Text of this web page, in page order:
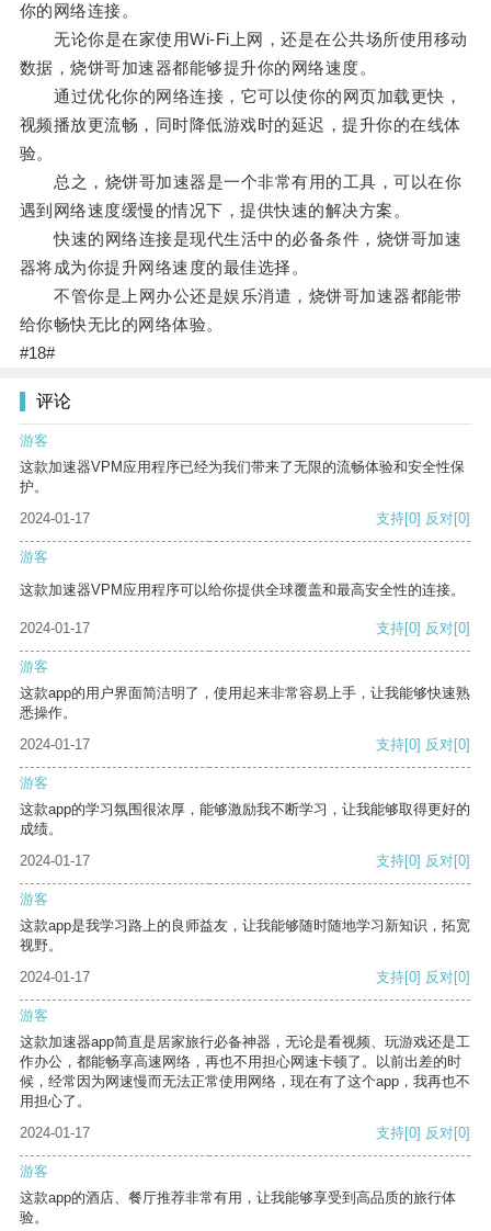
你的网络连接。
无论你是在家使用Wi-Fi上网，还是在公共场所使用移动
数据，烧饼哥加速器都能够提升你的网络速度。
通过优化你的网络连接，它可以使你的网页加载更快，
视频播放更流畅，同时降低游戏时的延迟，提升你的在线体
验。
总之，烧饼哥加速器是一个非常有用的工具，可以在你
遇到网络速度缓慢的情况下，提供快速的解决方案。
快速的网络连接是现代生活中的必备条件，烧饼哥加速
器将成为你提升网络速度的最佳选择。
不管你是上网办公还是娱乐消遣，烧饼哥加速器都能带
给你畅快无比的网络体验。
#18#
评论
游客
这款加速器VPM应用程序已经为我们带来了无限的流畅体验和安全性保
护。
2024-01-17
支持[0] 反对[0]
游客
这款加速器VPM应用程序可以给你提供全球覆盖和最高安全性的连接。
2024-01-17 支持[0] 反对[0]
游客
这款app的用户界面简洁明了，使用起来非常容易上手，让我能够快速熟
悉操作。
2024-01-17
支持[0] 反对[0]
游客
这款app的学习氛围很浓厚，能够激励我不断学习，让我能够取得更好的
成绩。
2024-01-17
支持[0] 反对[0]
游客
这款app是我学习路上的良师益友，让我能够随时随地学习新知识，拓宽
视野。
2024-01-17
支持[0] 反对[0]
游客
这款加速器app简直是居家旅行必备神器，无论是看视频、玩游戏还是工
作办公，都能畅享高速网络，再也不用担心网速卡顿了。以前出差的时
候，经常因为网速慢而无法正常使用网络，现在有了这个app，我再也不
用担心了。
2024-01-17
支持[0] 反对[0]
游客
这款app的酒店、餐厅推荐非常有用，让我能够享受到高品质的旅行体
验。